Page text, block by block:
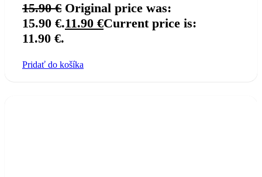
15.90€ Original price was:
15.90 €.11.90 €Current price is:
11.90 €.
Pridať do košíka